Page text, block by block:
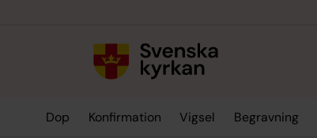
Dop Konfirmation Vigsel Begravning